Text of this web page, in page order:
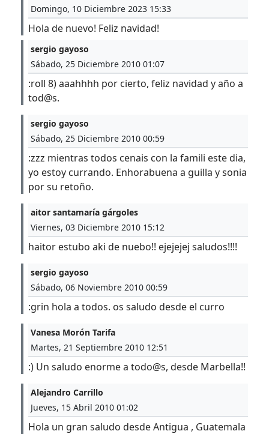
Domingo, 10 Diciembre 2023 15:33
Hola de nuevo! Feliz navidad!
sergio gayoso
Sábado, 25 Diciembre 2010 01:07
:roll 8) aaahhhh por cierto, feliz navidad y año a
tod@s.
sergio gayoso
Sábado, 25 Diciembre 2010 00:59
:zzz mientras todos cenais con la famili este dia,
yo estoy currando. Enhorabuena a guilla y sonia
por su retoño.
aitor santamaría gárgoles
Viernes, 03 Diciembre 2010 15:12
haitor estubo aki de nuebo!! ejejejej saludos!!!!
sergio gayoso
Sábado, 06 Noviembre 2010 00:59
:grin hola a todos. os saludo desde el curro
Vanesa Morón Tarifa
Martes, 21 Septiembre 2010 12:51
:) Un saludo enorme a todo@s, desde Marbella!!
Alejandro Carrillo
Jueves, 15 Abril 2010 01:02
Hola un gran saludo desde Antigua , Guatemala